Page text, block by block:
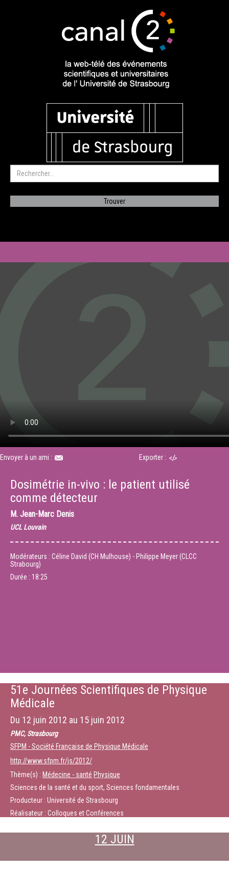
Envoyer à un ami : Exporter :
Dosimétrie in-vivo : le patient utilisé
comme détecteur
M. Jean-Marc Denis
UCL Louvain
Modérateurs : Céline David (CH Mulhouse) - Philippe Meyer (CLCC
Strabourg)
Durée : 18:25
51e Journées Scientifiques de Physique
Médicale
Du 12 juin 2012 au 15 juin 2012
PMC, Strasbourg
SFPM - Société Française de Physique Médicale
http://www.sfpm.fr/js/2012/
Thème(s) : Médecine - santé Physique
Sciences de la santé et du sport, Sciences fondamentales
Producteur : Université de Strasbourg
Réalisateur : Colloques et Conférences
12 JUIN